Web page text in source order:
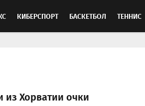
КИБЕРСПОРТ БАСКЕТБОЛ ТЕННИС
из Хорватии очки